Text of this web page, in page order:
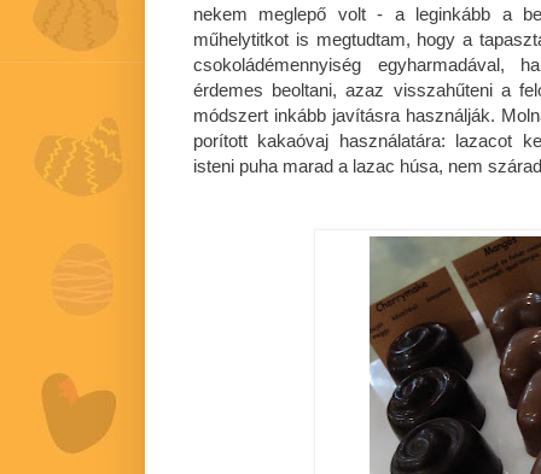
nekem meglepő volt - a leginkább a
műhelytitkot is megtudtam, hogy a
csokoládémennyiség egyharmadával,
érdemes beoltani, azaz visszahűteni a
módszert inkább javításra használják.
porított kakaóvaj használatára: lazacot
isteni puha marad a lazac húsa, nem